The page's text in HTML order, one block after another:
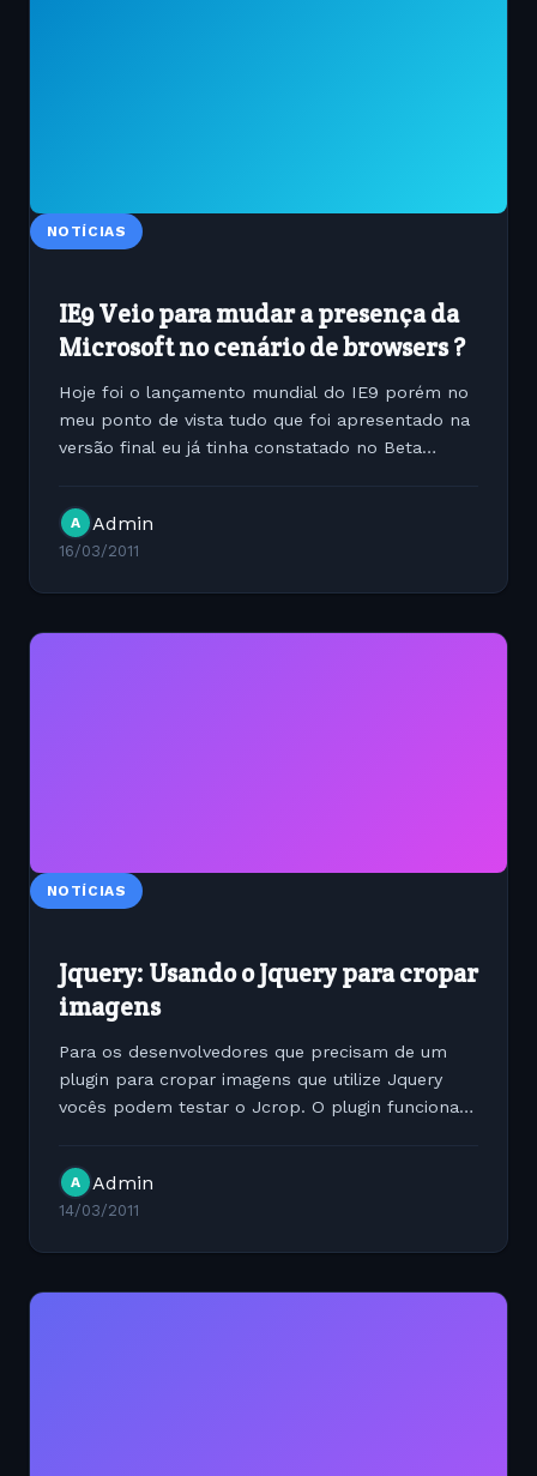
NOTÍCIAS
IE9 Veio para mudar a presença da
Microsoft no cenário de browsers ?
Hoje foi o lançamento mundial do IE9 porém no
meu ponto de vista tudo que foi apresentado na
versão final eu já tinha constatado no Beta
navegador ao eu...
A Admin
16/03/2011
NOTÍCIAS
Jquery: Usando o Jquery para cropar
imagens
Para os desenvolvedores que precisam de um
plugin para cropar imagens que utilize Jquery
vocês podem testar o Jcrop. O plugin funciona
A Admin
14/03/2011